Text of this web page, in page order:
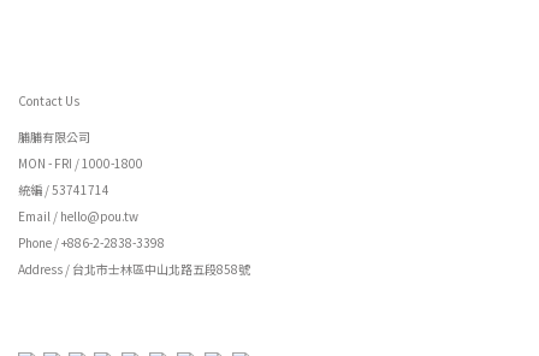
Contact Us
脯脯有限公司
MON - FRI / 1000-1800
統編 / 53741714
Email / hello@pou.tw
Phone / +886-2-2838-3398
Address / 台北市士林區中山北路五段858號